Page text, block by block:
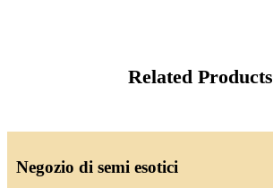
Related Products
Negozio di semi esotici